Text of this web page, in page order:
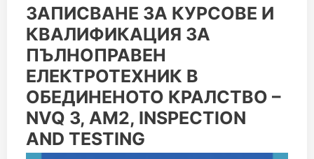
ЗАПИСВАНЕ ЗА КУРСОВЕ И
КВАЛИФИКАЦИЯ ЗА
ПЪЛНОПРАВЕН
ЕЛЕКТРОТЕХНИК В
ОБЕДИНЕНОТО КРАЛСТВО –
NVQ 3, AM2, INSPECTION
AND TESTING
ЗАПИСВАНЕ
ЗА
КУРСОВЕ
И
КВАЛИФИКАЦИЯ
ЗА
ПЪЛНОПРАВЕН
ЕЛЕКТРОТЕХНИК
В
ОБЕДИНЕНОТО
КРАЛСТВО
–